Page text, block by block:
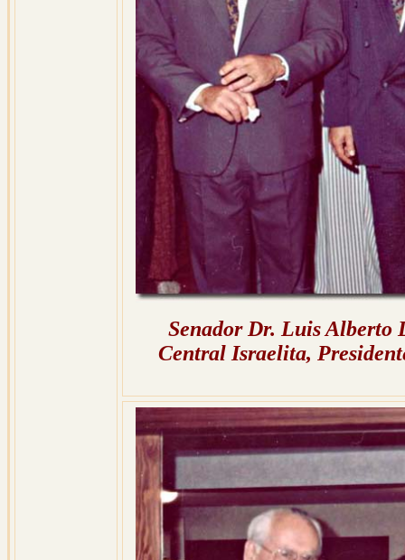
Senador Dr. Luis Alberto
Central Israelita,